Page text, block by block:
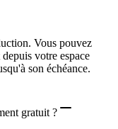
Vous pouvez
votre espace
son échéance.
gratuit ?